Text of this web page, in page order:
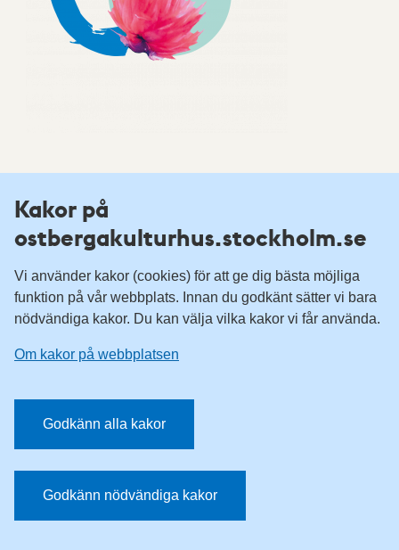
Kontakta oss
Telefon:08-508 201 80
Tillgänglighetsredogörelse
Om kakor på webbplatsen
Följ oss på Facebook
Kakor på
ostbergakulturhus.stockholm.se
Vi använder kakor (cookies) för att ge dig bästa möjliga
funktion på vår webbplats. Innan du godkänt sätter vi bara
nödvändiga kakor. Du kan välja vilka kakor vi får använda.
Om kakor på webbplatsen
Godkänn alla kakor
Godkänn nödvändiga kakor